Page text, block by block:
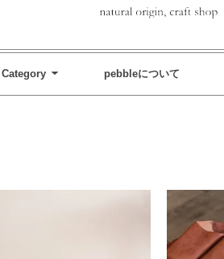
Category pebbleについて